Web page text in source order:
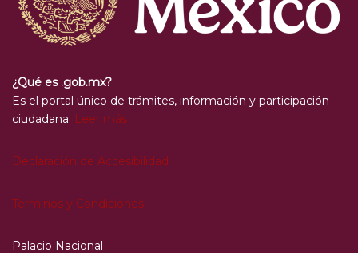
¿Qué es .gob.mx?
Es el portal único de trámites, información y participación
ciudadana. Leer más
Declaración de Accesibilidad
Términos y Condiciones
Palacio Nacional